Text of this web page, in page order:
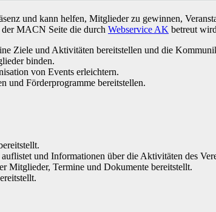
und kann helfen, Mitglieder zu gewinnen,
MACN Seite die durch Webservice AK betreut
Ziele und Aktivitäten bereitstellen und die
binden.
von Events erleichtern.
und Förderprogramme bereitstellen.
und Informationen über die Aktivitäten des
Mitglieder, Termine und Dokumente bereitstellt.